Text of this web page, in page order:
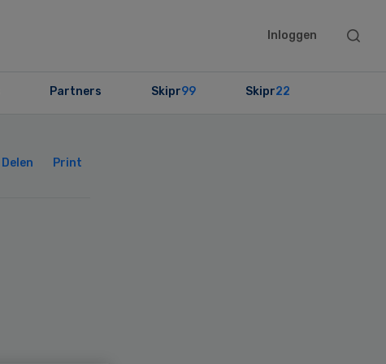
Inloggen
Search
Partners Skipr99 Skipr22
Delen Print